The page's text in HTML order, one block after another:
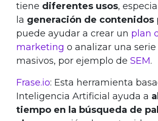
tiene diferentes usos,
la generación de contenidos
puede ayudar a crear un plan
marketing o analizar una
masivos, por ejemplo de SEM.
Frase.io: Esta herramienta
Inteligencia Artificial ayuda a
tiempo en la búsqueda de